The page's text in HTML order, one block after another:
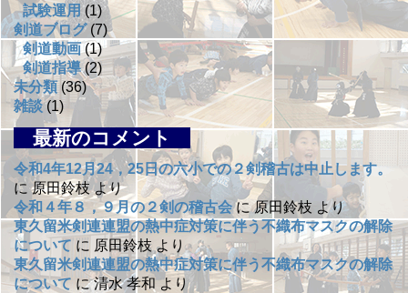
試験運用 (1)
剣道ブログ(7)
剣道動画(1)
剣道指導(2)
未分類(36)
雑談(1)
最新のコメント
令和4年12月24，25日の六小での２剣稽古は中止します。
に原田鈴枝より
令和４年８，９月の２剣の稽古会に原田鈴枝 より
東久留米剣連連盟の熱中症対策に伴う不織布マスクの解除
について に 原田鈴枝 より
東久留米剣連連盟の熱中症対策に伴う不織布マスクの解除
について に清水 孝和より